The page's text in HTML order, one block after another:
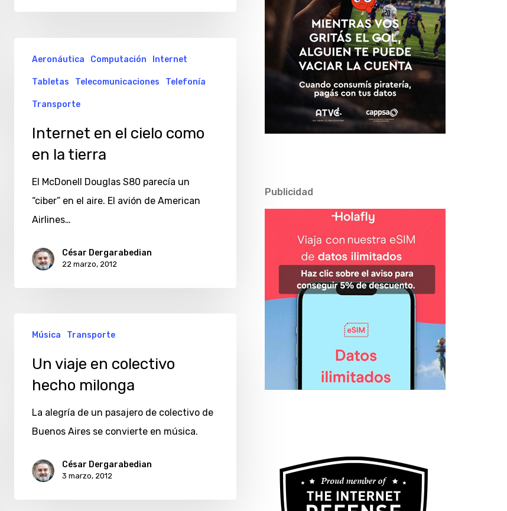
cielo
tierra
Aeronáutica Computación Internet
Tabletas Telecomunicaciones Telefonía
Transporte
Internet en el cielo como
en la tierra
El McDonell Douglas S80 parecía un
“ciber” en el aire. El avión de American
Airlines…
César Dergarabedian
22 marzo, 2012
viaje
colectivo
milonga
Música Transporte
Un viaje en colectivo
hecho milonga
La alegría de un pasajero de colectivo de
Buenos Aires se convierte en música.
César Dergarabedian
3 marzo, 2012
Publicidad